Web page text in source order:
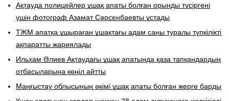
Ақтауда полицейлер ұшақ апаты болған орынды түсіргені
үшін фотограф Азамат Сәрсенбаевты ұстады
ТЖМ апатқа ұшыраған ұшақтағы адам саны туралы түпкілікті
ақпаратты жариялады
Ильхам Әлиев Ақтаудағы ұшақ апатында қаза тапқандардың
отбасыларына көңіл айтты
Маңғыстау облысының әкімі ұшақ апаты болған жерге барды